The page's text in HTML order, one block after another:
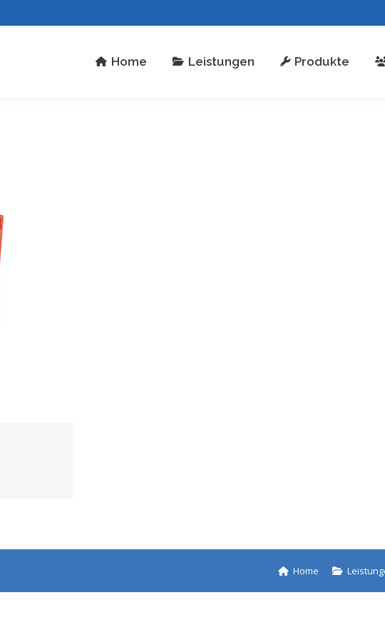
Home Leistungen Produkte
Home
Leistungen Produkte Über uns Kontakt